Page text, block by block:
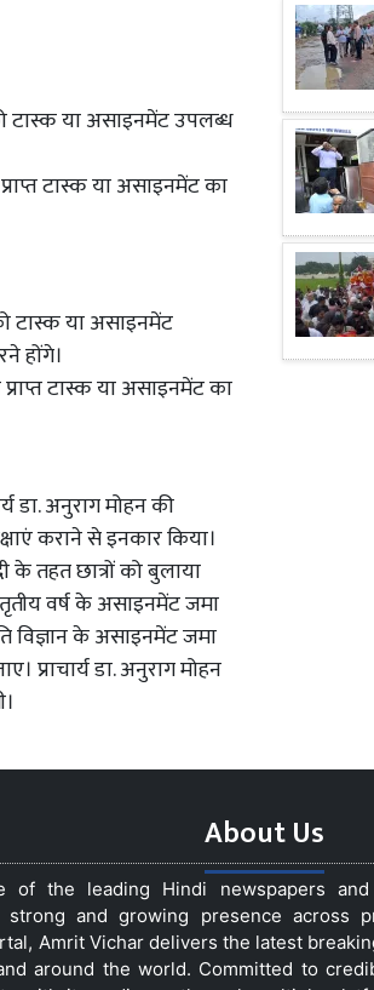
टास्क या असाइनमेंट उपलब्ध
टास्क या असाइनमेंट का
टास्क या असाइनमेंट
होंगे।
टास्क या असाइनमेंट का
डा. अनुराग मोहन की
कराने से इनकार किया।
तहत छात्रों को बुलाया
तृतीय वर्ष के असाइनमेंट जमा
विज्ञान के असाइनमेंट जमा
प्राचार्य डा. अनुराग मोहन
About Us
of the leading Hindi newspapers
strong and growing presence across
Amrit Vichar delivers the latest
around the world. Committed to